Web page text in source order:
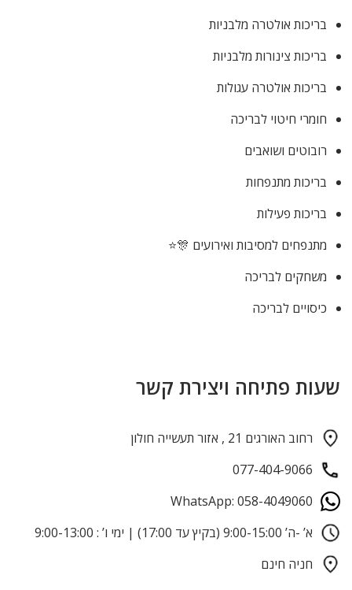
בריכות אולטרה מלבניות
בריכות צינורות מלבניות
בריכות אולטרה עגולות
חומרי חיטוי לבריכה
רובוטים ושואבים
בריכות מתנפחות
בריכות פעילות
מתנפחים למסיבות ואירועים 🎊⭐
משחקים לבריכה
כיסויים לבריכה
שעות פתיחה ויצירת קשר
רחוב האורגים 21 , אזור תעשייה חולון
077-404-9066
WhatsApp: 058-4049060
א’ -ה’ 9:00-15:00 (בקיץ עד 17:00) | ימי ו’ : 9:00-13:00
חניה חינם